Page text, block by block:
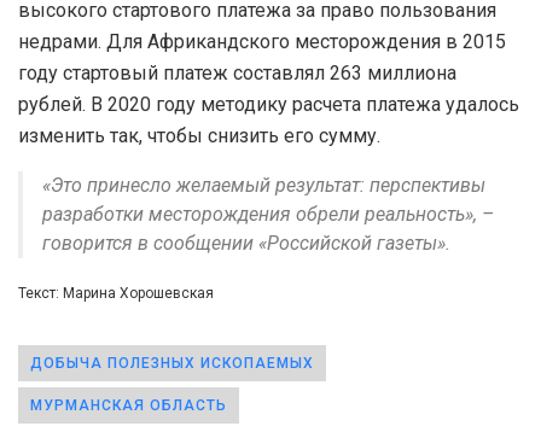
высокого стартового платежа за право пользования
недрами. Для Африкандского месторождения в 2015
году стартовый платеж составлял 263 миллиона
рублей. В 2020 году методику расчета платежа удалось
изменить так, чтобы снизить его сумму.
«Это принесло желаемый результат: перспективы
разработки месторождения обрели реальность», –
говорится в сообщении «Российской газеты».
Текст: Марина Хорошевская
ДОБЫЧА ПОЛЕЗНЫХ ИСКОПАЕМЫХ
МУРМАНСКАЯ ОБЛАСТЬ